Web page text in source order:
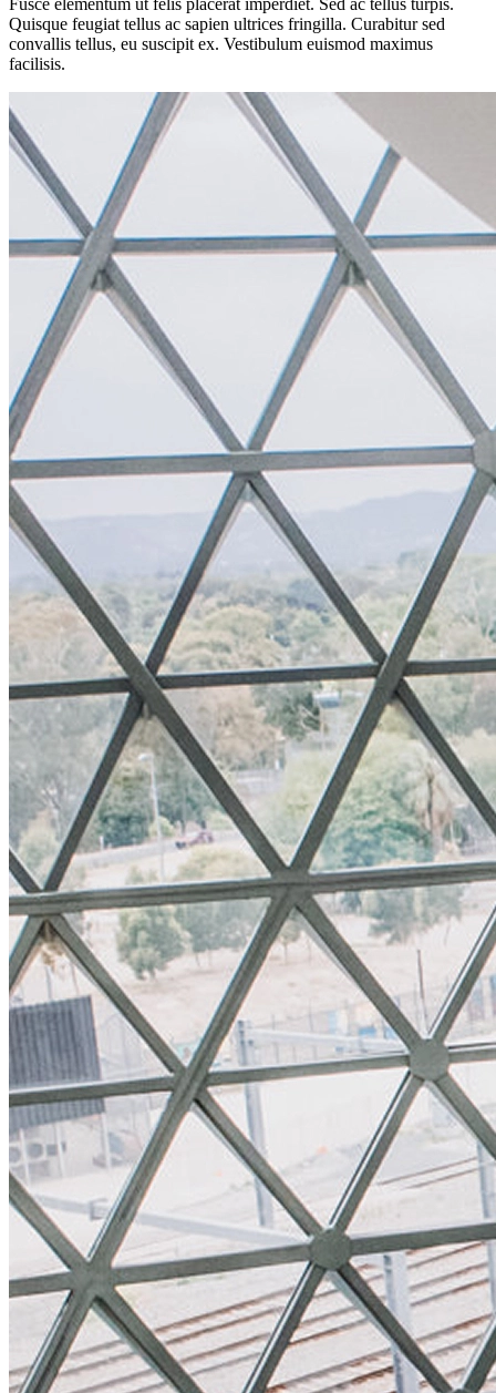
Quisque feugiat tellus ac sapien ultrices fringilla. Curabitur sed
convallis tellus, eu suscipit ex. Vestibulum euismod maximus
facilisis.